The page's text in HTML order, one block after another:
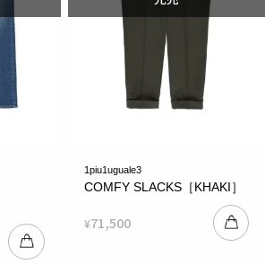
1piu1uguale3
COMFY SLACKS［KHAKI］
¥71,500